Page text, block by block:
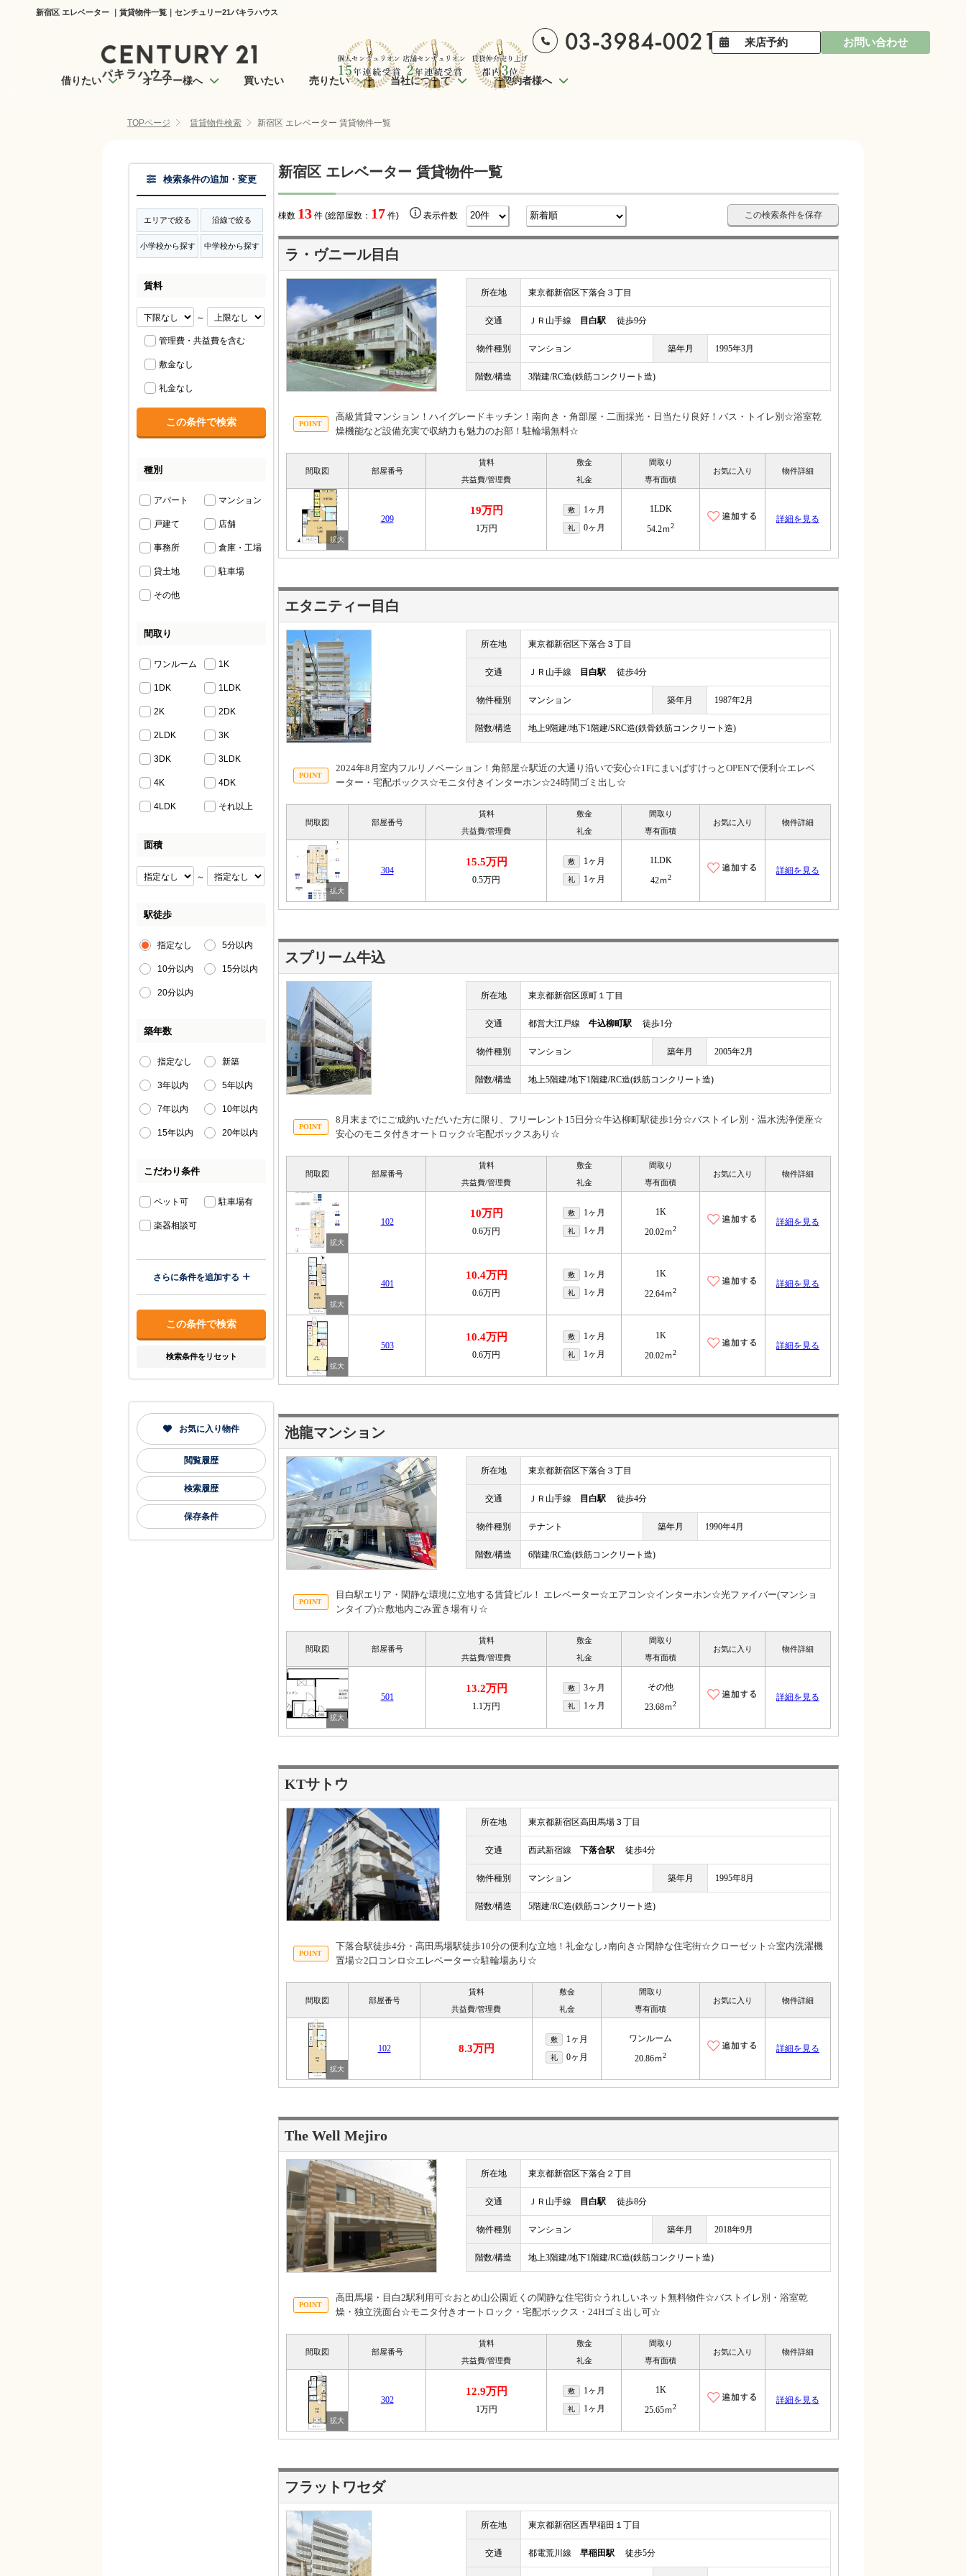
新宿区 エレベーター ｜賃貸物件一覧｜センチュリー21パキラハウス
来店予約 お問い合わせ
借りたい オーナー様へ 買いたい 売りたい 当社について ご契約者様へ
TOPページ 賃貸物件検索 新宿区 エレベーター 賃貸物件一覧
新宿区 エレベーター 賃貸物件一覧
棟数 13 件 (総部屋数： 17 件) 表示件数 この検索条件を保存
ラ・ヴニール目白
所在地 東京都新宿区下落合３丁目
交通 ＪＲ山手線 目白駅 徒歩9分
物件種別 マンション 築年月 1995年3月
階数/構造 3階建/RC造(鉄筋コンクリート造)
高級賃貸マンション！ハイグレードキッチン！南向き・角部屋・二面採光・日当たり良好！バス・トイレ別☆浴室乾
燥機能など設備充実で収納力も魅力のお部！駐輪場無料☆
間取図 部屋番号
賃料
共益費/管理費
敷金
礼金
間取り
専有面積
お気に入り 物件詳細
209
19万円
1万円
敷 1ヶ月
礼 0ヶ月
1LDK
54.2ｍ2
詳細を見る
エタニティー目白
所在地 東京都新宿区下落合３丁目
交通 ＪＲ山手線 目白駅 徒歩4分
物件種別 マンション 築年月 1987年2月
階数/構造 地上9階建/地下1階建/SRC造(鉄骨鉄筋コンクリート造)
2024年8月室内フルリノベーション！角部屋☆駅近の大通り沿いで安心☆1FにまいばすけっとOPENで便利☆エレベ
ーター・宅配ボックス☆モニタ付きインターホン☆24時間ゴミ出し☆
間取図 部屋番号
賃料
共益費/管理費
敷金
礼金
間取り
専有面積
お気に入り 物件詳細
304
15.5万円
0.5万円
敷 1ヶ月
礼 1ヶ月
1LDK
42ｍ2
詳細を見る
スプリーム牛込
所在地 東京都新宿区原町１丁目
交通 都営大江戸線 牛込柳町駅 徒歩1分
物件種別 マンション 築年月 2005年2月
階数/構造 地上5階建/地下1階建/RC造(鉄筋コンクリート造)
8月末までにご成約いただいた方に限り、フリーレント15日分☆牛込柳町駅徒歩1分☆バストイレ別・温水洗浄便座☆
安心のモニタ付きオートロック☆宅配ボックスあり☆
間取図 部屋番号
賃料
共益費/管理費
敷金
礼金
間取り
専有面積
お気に入り 物件詳細
102
10万円
0.6万円
敷 1ヶ月
礼 1ヶ月
1K
20.02ｍ2
詳細を見る
401
10.4万円
0.6万円
敷 1ヶ月
礼 1ヶ月
1K
22.64ｍ2
詳細を見る
503
10.4万円
0.6万円
敷 1ヶ月
礼 1ヶ月
1K
20.02ｍ2
詳細を見る
池龍マンション
所在地 東京都新宿区下落合３丁目
交通 ＪＲ山手線 目白駅 徒歩4分
物件種別 テナント 築年月 1990年4月
階数/構造 6階建/RC造(鉄筋コンクリート造)
目白駅エリア・閑静な環境に立地する賃貸ビル！ エレベーター☆エアコン☆インターホン☆光ファイバー(マンショ
ンタイプ)☆敷地内ごみ置き場有り☆
間取図 部屋番号
賃料
共益費/管理費
敷金
礼金
間取り
専有面積
お気に入り 物件詳細
501
13.2万円
1.1万円
敷 3ヶ月
礼 1ヶ月
その他
23.68ｍ2
詳細を見る
KTサトウ
所在地 東京都新宿区高田馬場３丁目
交通 西武新宿線 下落合駅 徒歩4分
物件種別 マンション 築年月 1995年8月
階数/構造 5階建/RC造(鉄筋コンクリート造)
下落合駅徒歩4分・高田馬場駅徒歩10分の便利な立地！礼金なし♪南向き☆閑静な住宅街☆クローゼット☆室内洗濯機
置場☆2口コンロ☆エレベーター☆駐輪場あり☆
間取図 部屋番号
賃料
共益費/管理費
敷金
礼金
間取り
専有面積
お気に入り 物件詳細
102 8.3万円
敷 1ヶ月
礼 0ヶ月
ワンルーム
20.86ｍ2
詳細を見る
The Well Mejiro
所在地 東京都新宿区下落合２丁目
交通 ＪＲ山手線 目白駅 徒歩8分
物件種別 マンション 築年月 2018年9月
階数/構造 地上3階建/地下1階建/RC造(鉄筋コンクリート造)
高田馬場・目白2駅利用可☆おとめ山公園近くの閑静な住宅街☆うれしいネット無料物件☆バストイレ別・浴室乾
燥・独立洗面台☆モニタ付きオートロック・宅配ボックス・24Hゴミ出し可☆
間取図 部屋番号
賃料
共益費/管理費
敷金
礼金
間取り
専有面積
お気に入り 物件詳細
302
12.9万円
1万円
敷 1ヶ月
礼 1ヶ月
1K
25.65ｍ2
詳細を見る
フラットワセダ
所在地 東京都新宿区西早稲田１丁目
交通 都電荒川線 早稲田駅 徒歩5分
検索条件の追加・変更
エリアで絞る 沿線で絞る
小学校から探す 中学校から探す
賃料
～
管理費・共益費を含む
敷金なし
礼金なし
種別
アパート マンション
戸建て 店舗
事務所 倉庫・工場
貸土地 駐車場
その他
間取り
ワンルーム 1K
1DK 1LDK
2K 2DK
2LDK 3K
3DK 3LDK
4K 4DK
4LDK それ以上
面積
～
駅徒歩
指定なし 5分以内
10分以内 15分以内
20分以内
築年数
指定なし 新築
3年以内 5年以内
7年以内 10年以内
15年以内 20年以内
こだわり条件
ペット可 駐車場有
楽器相談可
さらに条件を追加する
検索条件をリセット
お気に入り物件
閲覧履歴
検索履歴
保存条件